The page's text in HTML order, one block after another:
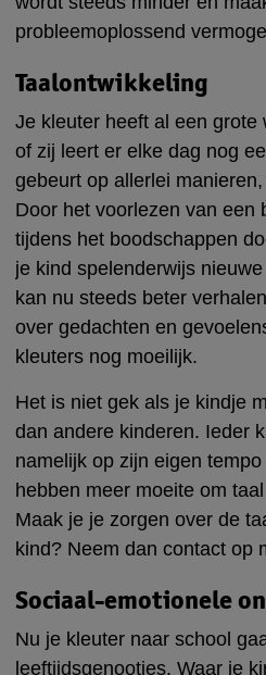
probleemoplossend
Taalontwikkeling
Je kleuter heeft al een grote
of zij leert er elke dag nog
gebeurt op allerlei
Door het voorlezen van een
tijdens het boodschappen
je kind spelenderwijs
kan nu steeds beter
over gedachten en
kleuters nog moeilijk.
Het is niet gek als je kindje
dan andere kinderen. Ieder
namelijk op zijn eigen
hebben meer moeite om
Maak je je zorgen over de
kind? Neem dan contact op
Sociaal-emotionele
Nu je kleuter naar school
leeftijdsgenootjes. Waar je